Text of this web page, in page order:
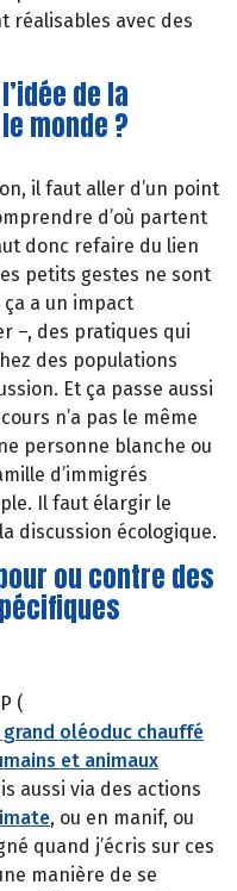
réalisables avec des
de la
monde ?
il faut aller d’un point
d’où partent
donc refaire du lien
petits gestes ne sont
a un impact
–, des pratiques qui
des populations
Et ça passe aussi
n’a pas le même
personne blanche ou
d’immigrés
Il faut élargir le
discussion écologique.
ou contre des
(
oléoduc chauffé
et animaux
aussi via des actions
, ou en manif, ou
quand j’écris sur ces
manière de se